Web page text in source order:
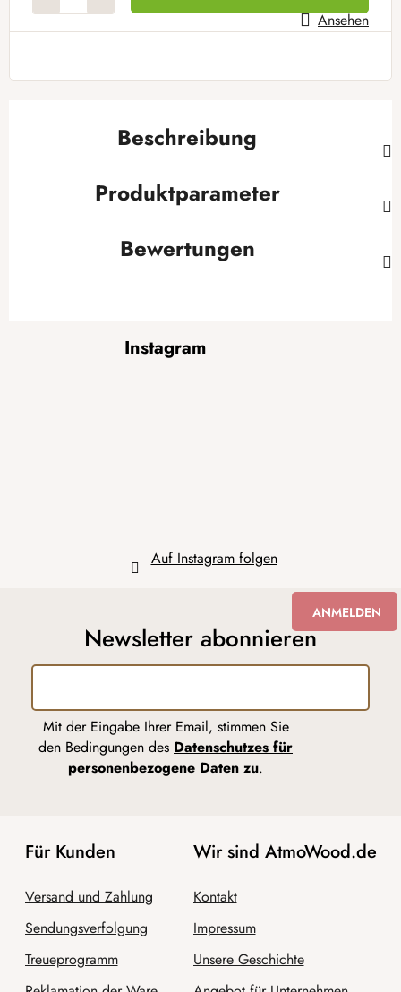
Ansehen
Beschreibung
Produktparameter
Bewertungen
Instagram
Auf Instagram folgen
Newsletter abonnieren
Mit der Eingabe Ihrer Email, stimmen Sie
den Bedingungen des Datenschutzes für
personenbezogene Daten zu.
ANMELDEN
Für Kunden
Versand und Zahlung
Sendungsverfolgung
Treueprogramm
Wir sind AtmoWood.de
Kontakt
Impressum
Unsere Geschichte